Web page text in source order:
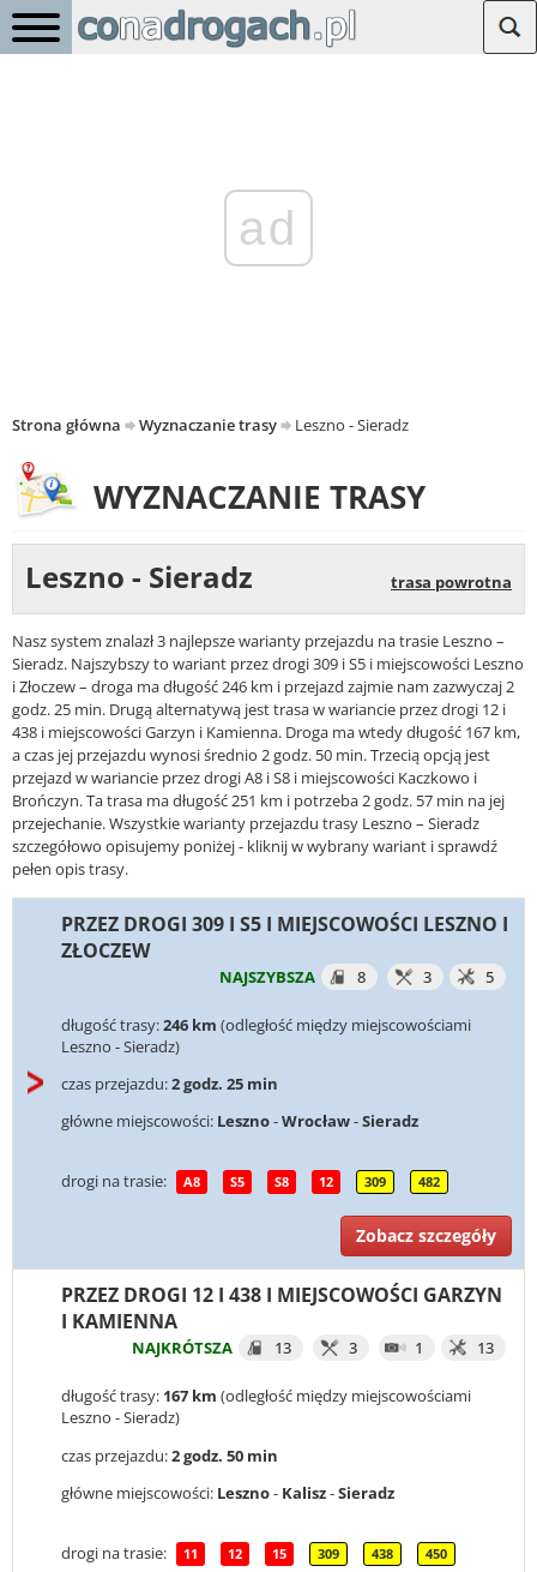
ad
Strona główna Wyznaczanie trasy Leszno - Sieradz
WYZNACZANIE TRASY
Leszno - Sieradz trasa powrotna
Nasz system znalazł 3 najlepsze warianty przejazdu na trasie Leszno –
Sieradz. Najszybszy to wariant przez drogi 309 i S5 i miejscowości Leszno
i Złoczew – droga ma długość 246 km i przejazd zajmie nam zazwyczaj 2
godz. 25 min. Drugą alternatywą jest trasa w wariancie przez drogi 12 i
438 i miejscowości Garzyn i Kamienna. Droga ma wtedy długość 167 km,
a czas jej przejazdu wynosi średnio 2 godz. 50 min. Trzecią opcją jest
przejazd w wariancie przez drogi A8 i S8 i miejscowości Kaczkowo i
Brończyn. Ta trasa ma długość 251 km i potrzeba 2 godz. 57 min na jej
przejechanie. Wszystkie warianty przejazdu trasy Leszno – Sieradz
szczegółowo opisujemy poniżej - kliknij w wybrany wariant i sprawdź
pełen opis trasy.
PRZEZ DROGI 309 I S5 I MIEJSCOWOŚCI LESZNO I
ZŁOCZEW
NAJSZYBSZA 8 3 5
długość trasy:246 km (odległość między miejscowościami
Leszno - Sieradz)
czas przejazdu:2 godz. 25 min
główne miejscowości: Leszno-Wrocław-Sieradz
drogi na trasie: A8 S5 S8 12 309 482
Zobacz szczegóły
PRZEZ DROGI 12 I 438 I MIEJSCOWOŚCI GARZYN
I KAMIENNA
NAJKRÓTSZA 13 3 1 13
długość trasy: 167 km (odległość między miejscowościami
Leszno - Sieradz)
czas przejazdu:2 godz. 50 min
główne miejscowości: Leszno- Kalisz-Sieradz
drogi na trasie: 11 12 15 309 438 450